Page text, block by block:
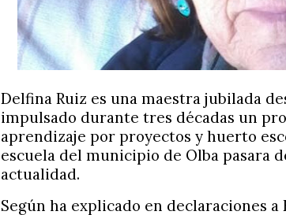
Delfina Ruiz es una maestra jubilada
impulsado durante tres décadas un
aprendizaje por proyectos y huerto
escuela del municipio de Olba pasara
actualidad.
Según ha explicado en declaraciones